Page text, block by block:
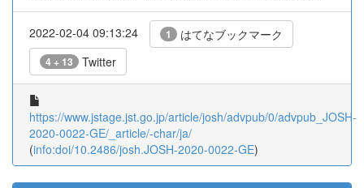
2022-02-04 09:13:24 1 はてなブックマーク
4 + 13 Twitter
https://www.jstage.jst.go.jp/article/josh/advpub/0/advpub_JOSH-
2020-0022-GE/_article/-char/ja/
(info:doi/10.2486/josh.JOSH-2020-0022-GE)